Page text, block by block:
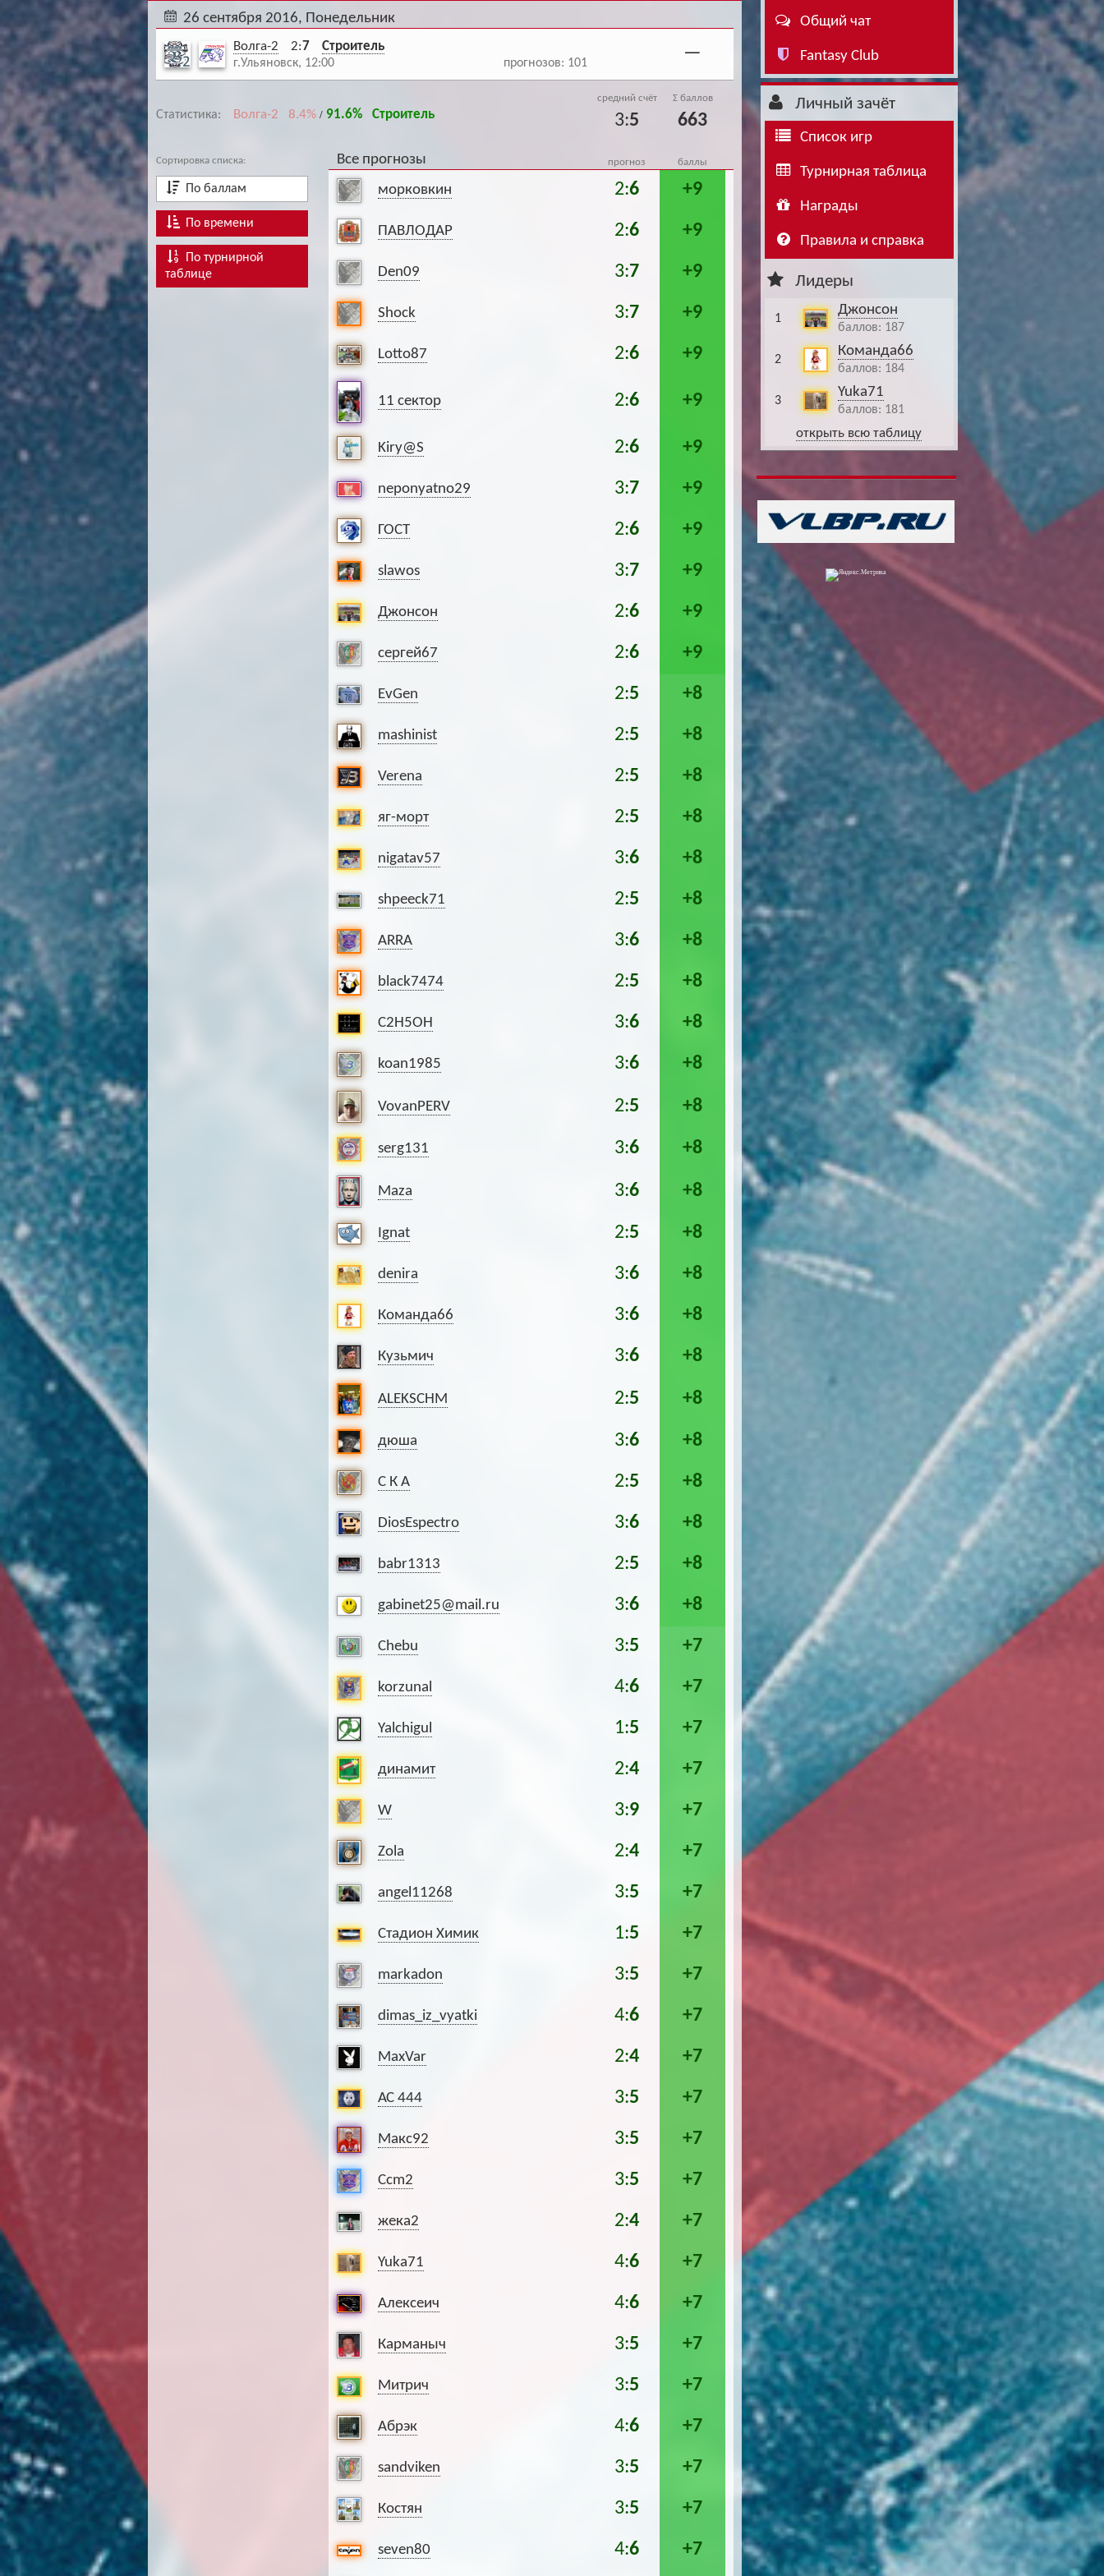
Футбол — ЛЧ
Хоккей — КХЛ
Буч: блог болельщика
Hound: блог болельщика
Ragnar: блог болельщика
26 сентября 2016, Понедельник
Волга-2 2:7 Строитель —
г.Ульяновск, 12:00 прогнозов: 101
Статистика: Волга-2 8.4% / 91.6% Строитель
средний счёт Σ баллов
3:5 663
Сортировка списка:
По баллам
По времени
По турнирной
таблице
Все прогнозы прогноз баллы
морковкин 2:6 +9
ПАВЛОДАР 2:6 +9
Den09 3:7 +9
Shock 3:7 +9
Lotto87 2:6 +9
11 сектор 2:6 +9
Kiry@S 2:6 +9
neponyatno29 3:7 +9
ГОСТ 2:6 +9
slawos 3:7 +9
Джонсон 2:6 +9
сергей67 2:6 +9
EvGen 2:5 +8
mashinist 2:5 +8
Verena 2:5 +8
яг-морт 2:5 +8
nigatav57 3:6 +8
shpeeck71 2:5 +8
ARRA 3:6 +8
black7474 2:5 +8
C2H5OH 3:6 +8
koan1985 3:6 +8
VovanPERV 2:5 +8
serg131 3:6 +8
Maza 3:6 +8
Ignat 2:5 +8
denira 3:6 +8
Команда66 3:6 +8
Кузьмич 3:6 +8
ALEKSCHM 2:5 +8
дюша 3:6 +8
С К А 2:5 +8
DiosEspectro 3:6 +8
babr1313 2:5 +8
gabinet25@mail.ru 3:6 +8
Chebu 3:5 +7
korzunal 4:6 +7
Yalchigul 1:5 +7
динамит 2:4 +7
W 3:9 +7
Zola 2:4 +7
angel11268 3:5 +7
Стадион Химик 1:5 +7
markadon 3:5 +7
dimas_iz_vyatki 4:6 +7
MaxVar 2:4 +7
АС 444 3:5 +7
Макс92 3:5 +7
Ccm2 3:5 +7
жека2 2:4 +7
Yuka71 4:6 +7
Алексеич 4:6 +7
Карманыч 3:5 +7
Митрич 3:5 +7
Абрэк 4:6 +7
sandviken 3:5 +7
Костян 3:5 +7
seven80 4:6 +7
Общий чат
Fantasy Club
Личный зачёт
Список игр
Турнирная таблица
Награды
Правила и справка
Лидеры
1
Джонсон
баллов: 187
2
Команда66
баллов: 184
3
Yuka71
баллов: 181
открыть всю таблицу